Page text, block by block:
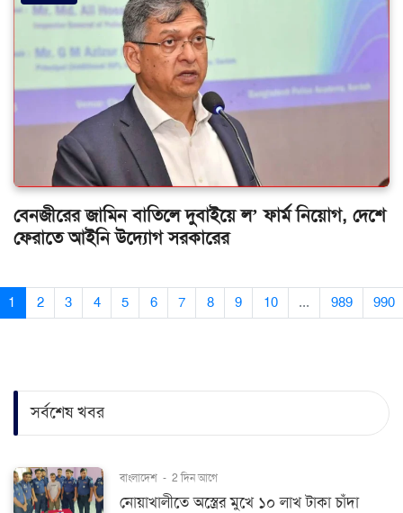
বেনজীরের জামিন বাতিলে দুবাইয়ে ল’ ফার্ম নিয়োগ, দেশে
ফেরাতে আইনি উদ্যোগ সরকারের
1 2 3 4 5 6 7 8 9 10 ... 989 990
সর্বশেষ খবর
বাংলাদেশ - 2 দিন আগে
নোয়াখালীতে অস্ত্রের মুখে ১০ লাখ টাকা চাঁদা